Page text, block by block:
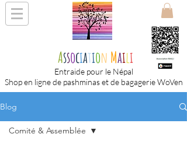
Association Maili
Entraide pour le Népal
Shop en ligne de pashminas et de bagagerie WoVen
Blog
Comité & Assemblée